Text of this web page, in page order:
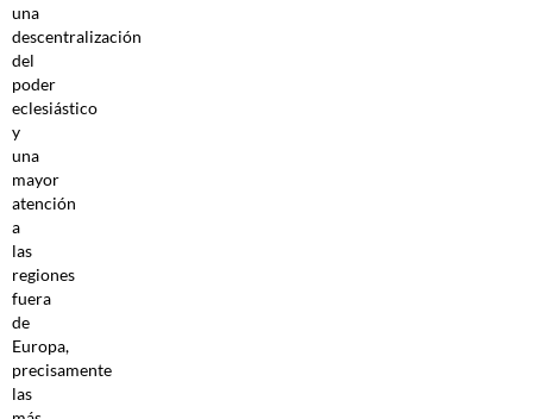
una
descentralización
del
poder
eclesiástico
y
una
mayor
atención
a
las
regiones
fuera
de
Europa,
precisamente
las